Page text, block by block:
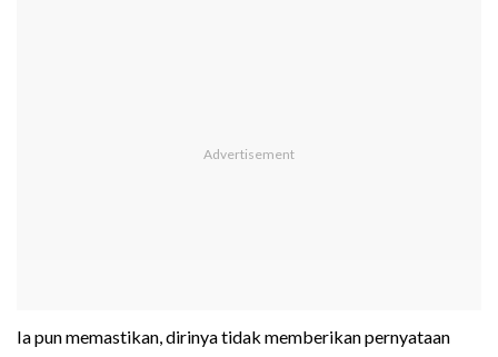
Ia pun memastikan, dirinya tidak memberikan pernyataan